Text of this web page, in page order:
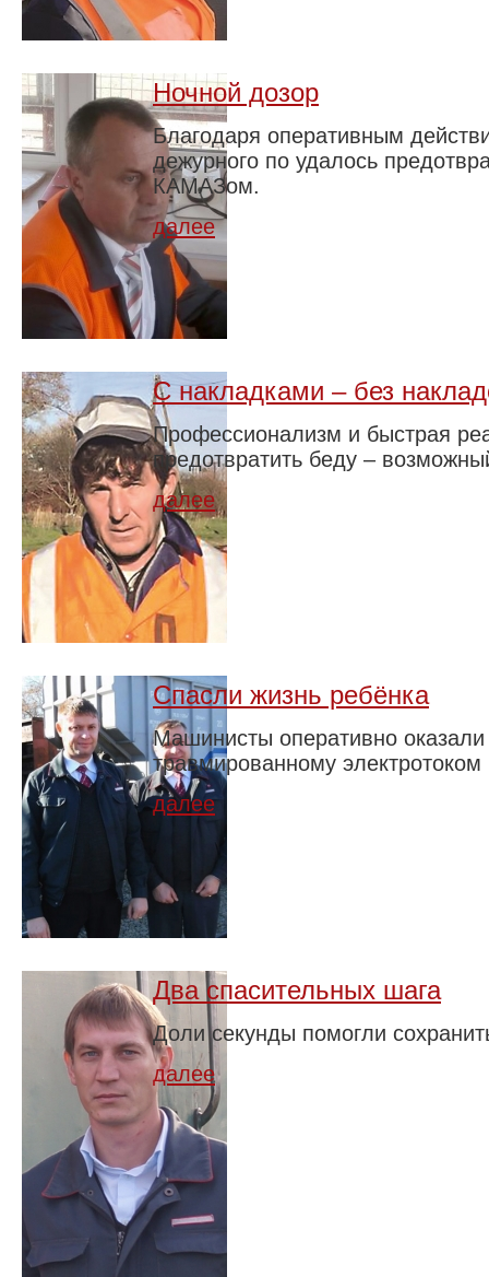
Ночной дозор
Благодаря оперативным
дежурного по удалось
КАМАЗом.
далее
С накладками – без
Профессионализм и быстрая
предотвратить беду –
далее
Спасли жизнь ребёнка
Машинисты оперативно
травмированному
далее
Два спасительных шага
Доли секунды помогли
далее